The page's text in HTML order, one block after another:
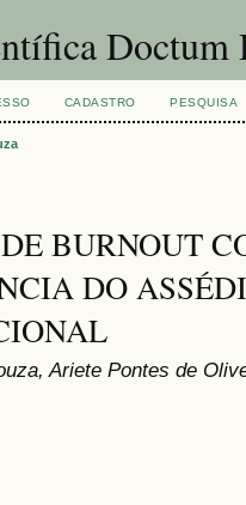
CADASTRO PESQUISA
BURNOUT
DO
Ariete Pontes de